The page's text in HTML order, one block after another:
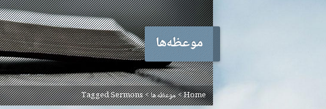
موعظه‌ها
Home
>موعظه‌ها>
Tagged Sermons